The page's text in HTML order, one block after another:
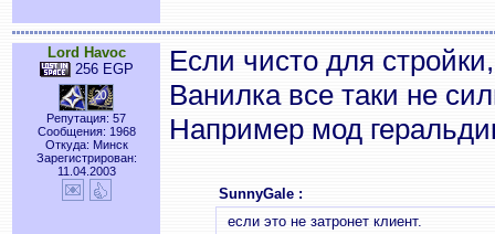
Lord Havoc
256 EGP
Репутация: 57
Сообщения: 1968
Откуда: Минск
Зарегистрирован:
11.04.2003
Если чисто для
Ванилка все таки не
Например мод
SunnyGale :
если это не затронет клиент.